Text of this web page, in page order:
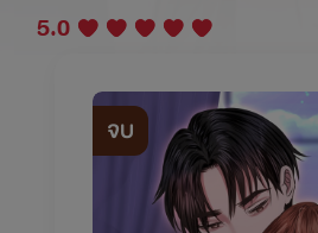
5.0
จบ